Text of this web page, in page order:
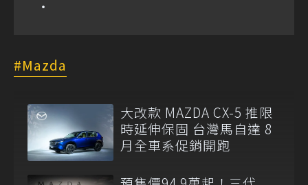
Mazda
大改款 MAZDA CX-5 推限
時延伸保固 台灣馬自達 8
月全車系促銷開跑